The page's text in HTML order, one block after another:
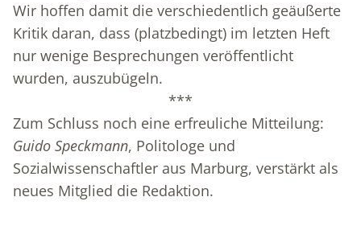
Wir hoffen damit die verschiedentlich geäußerte
Kritik daran, dass (platzbedingt) im letzten Heft
nur wenige Besprechungen veröffentlicht
wurden, auszubügeln.
***
Zum Schluss noch eine erfreuliche Mitteilung:
Guido Speckmann, Politologe und
Sozialwissenschaftler aus Marburg, verstärkt als
neues Mitglied die Redaktion.